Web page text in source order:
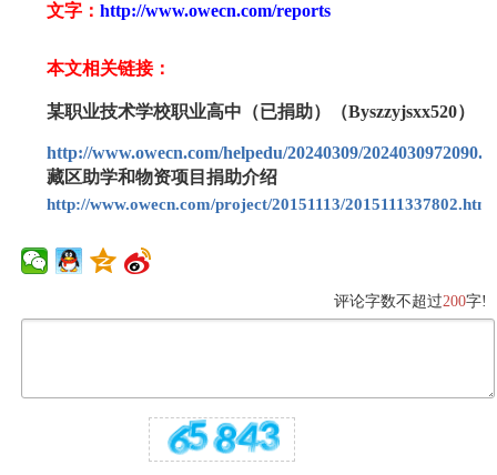
文字： http://www.owecn.com/reports
本文相关链接：
某职业技术学校职业高中（已捐助）（Byszzyjsxx520）
http://www.owecn.com/helpedu/20240309/
藏区助学和物资项目捐助介绍
http://www.owecn.com/project/20151113/2015111337802.html
评论字数不超过200字!